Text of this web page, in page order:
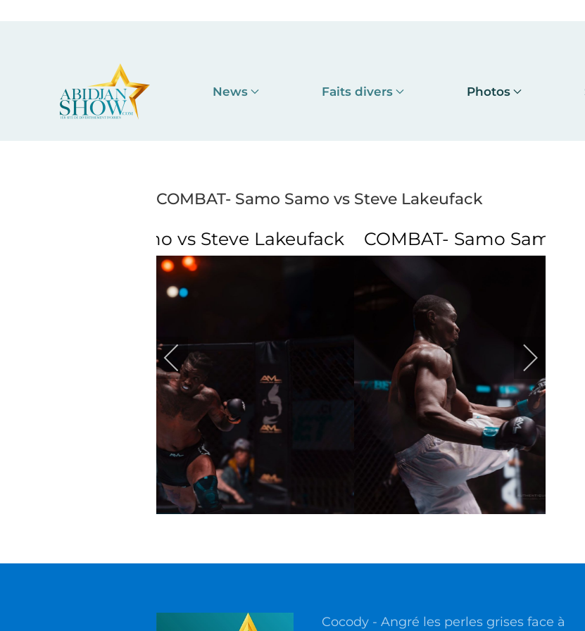
News Faits divers Photos
COMBAT- Samo Samo vs Steve Lakeufack
COMBAT- Samo Samo vs Steve Lakeufack
Cocody - Angré les perles grises face à